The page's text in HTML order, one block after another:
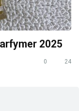
2025
0 24